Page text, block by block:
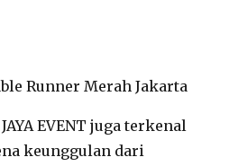
EVENT juga terkenal
keunggulan dari